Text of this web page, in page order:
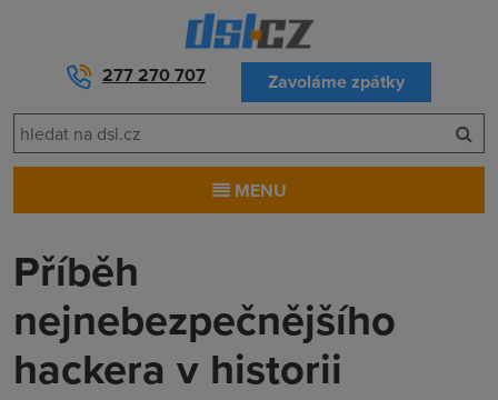
277 270 707 Zavoláme zpátky
MENU
Příběh
nejnebezpečnějšího
hackera v historii